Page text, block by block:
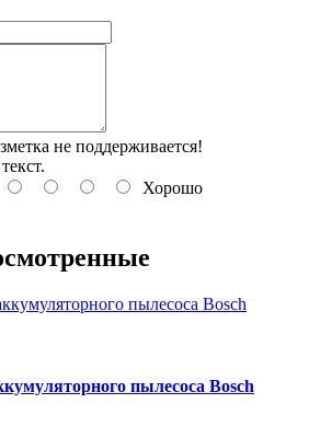
не поддерживается!
Хорошо
пылесоса Bosch